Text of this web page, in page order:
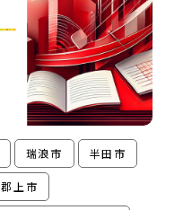
瑞浪市 半田市
郡上市